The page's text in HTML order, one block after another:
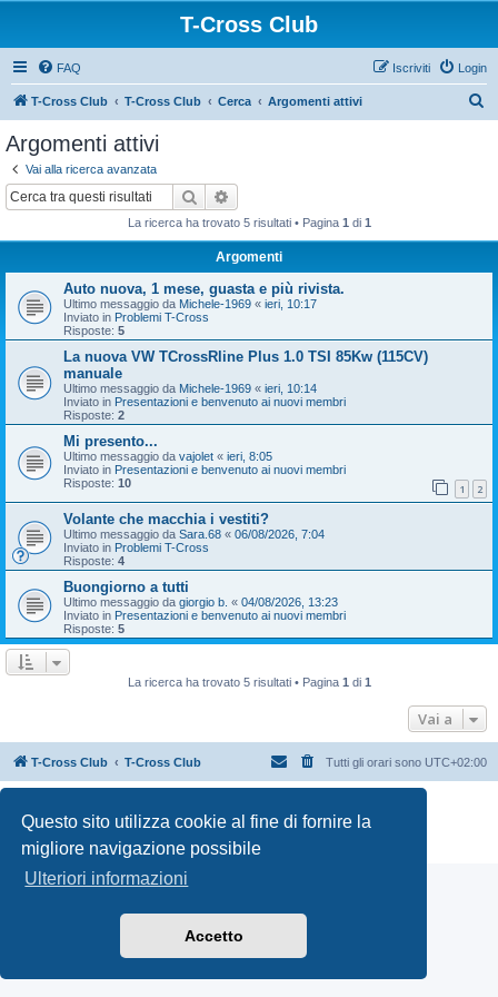
Questo sito utilizza cookie al fine di fornire la
migliore navigazione possibile
Ulteriori informazioni
Accetto
T-Cross Club
FAQ Login
Iscriviti
T-Cross Club T-Cross Club Cerca Argomenti attivi
Argomenti attivi
Vai alla ricerca avanzata
Cerca
La ricerca ha trovato 5 risultati • Pagina 1 di 1
Argomenti
Auto nuova, 1 mese, guasta e più rivista.
Ultimo messaggio da Michele-1969 « ieri, 10:17
Inviato in Problemi T-Cross
Risposte: 5
La nuova VW TCrossRline Plus 1.0 TSI 85Kw (115CV)
manuale
Ultimo messaggio da Michele-1969 « ieri, 10:14
Inviato in Presentazioni e benvenuto ai nuovi membri
Risposte: 2
Mi presento...
Ultimo messaggio da vajolet « ieri, 8:05
Inviato in Presentazioni e benvenuto ai nuovi membri
Risposte: 10 1 2
Volante che macchia i vestiti?
Ultimo messaggio da Sara.68 « 06/08/2026, 7:04
Inviato in Problemi T-Cross
Risposte: 4
Buongiorno a tutti
Ultimo messaggio da giorgio b. « 04/08/2026, 13:23
Inviato in Presentazioni e benvenuto ai nuovi membri
Risposte: 5
La ricerca ha trovato 5 risultati • Pagina 1 di 1
Vai a
T-Cross Club T-Cross Club Tutti gli orari sono UTC+02:00
Traduzione ItalianaphpBB-Italia.it
Privacy |Condizioni